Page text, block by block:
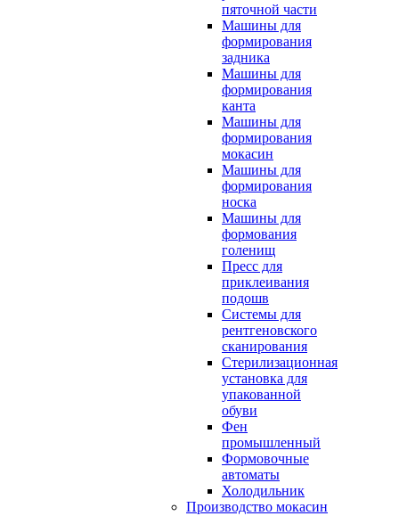
пяточной части
Машины для
формирования
задника
Машины для
формирования
канта
Машины для
формирования
мокасин
Машины для
формирования
носка
Машины для
формования
голенищ
Пресс для
приклеивания
подошв
Системы для
рентгеновского
сканирования
Стерилизационная
установка для
упакованной
обуви
Фен
промышленный
Формовочные
автоматы
Холодильник
Производство мокасин